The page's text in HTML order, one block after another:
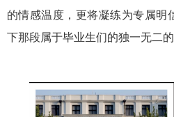
的情感温度，更将凝练为专属明
下那段属于毕业生们的独一无二的